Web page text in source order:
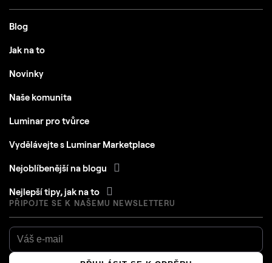
Blog
Jak na to
Novinky
Naše komunita
Luminar pro tvůrce
Vydělávejte s Luminar Marketplace
Nejoblíbenější na blogu
Nejlepší tipy, jak na to
PŘIPOJTE SE K NAŠEMU NEWSLETTERU